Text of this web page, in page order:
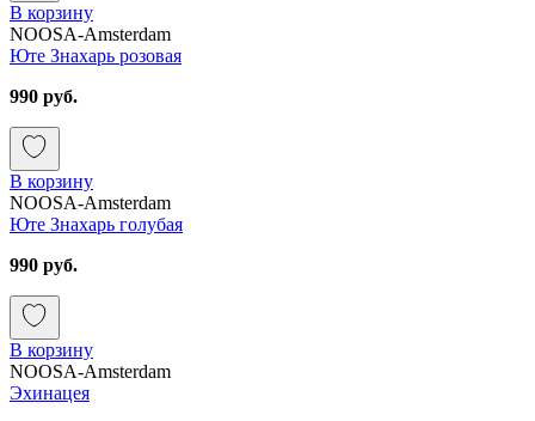
В корзину
NOOSA-Amsterdam
Юте Знахарь розовая
990 руб.
В корзину
NOOSA-Amsterdam
Юте Знахарь голубая
990 руб.
В корзину
NOOSA-Amsterdam
Эхинацея